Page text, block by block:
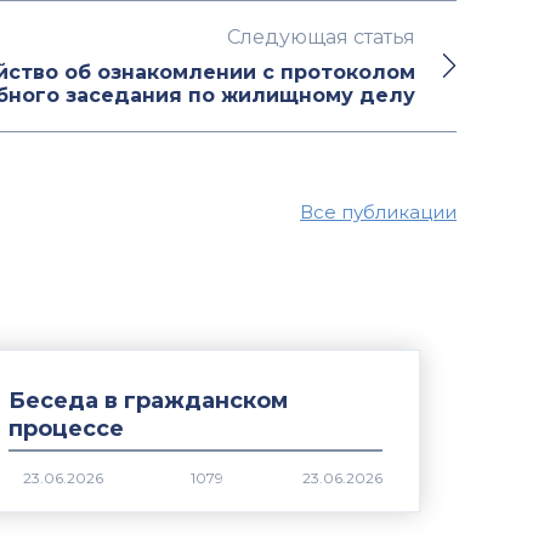
Следующая статья
об ознакомлении с протоколом
заседания по жилищному делу
Все публикации
Беседа в гражданском
процессе
1079